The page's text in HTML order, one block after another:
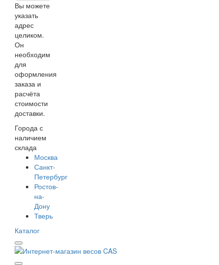
Вы можете
указать
адрес
целиком.
Он
необходим
для
оформления
заказа и
расчёта
стоимости
доставки.
Города с
наличием
склада
Москва
Санкт-
Петербург
Ростов-
на-
Дону
Тверь
Каталог